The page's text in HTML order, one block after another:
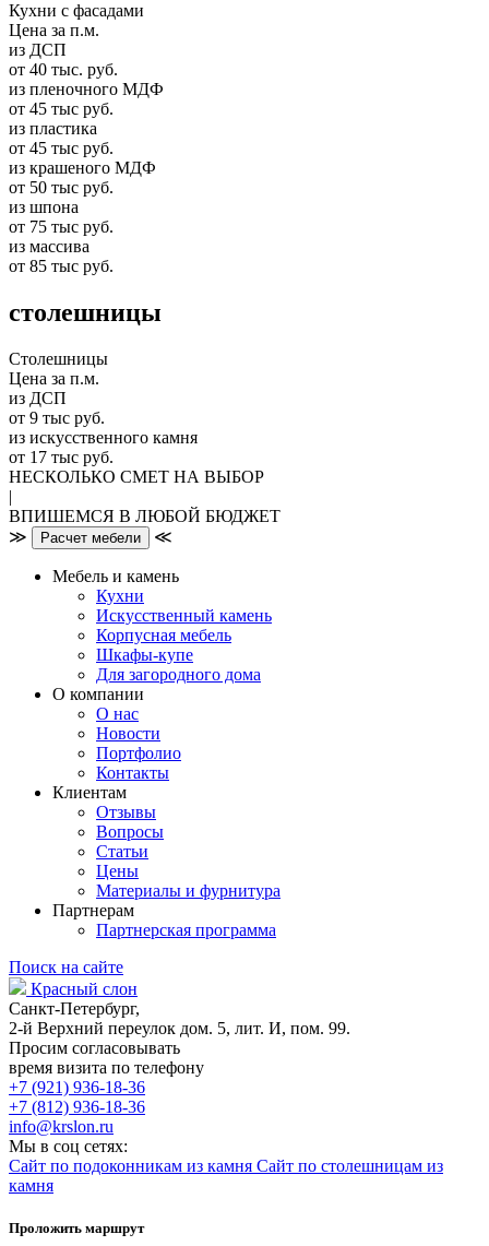
Кухни с фасадами
Цена за п.м.
из ДСП
от 40 тыс. руб.
из пленочного МДФ
от 45 тыс руб.
из пластика
от 45 тыс руб.
из крашеного МДФ
от 50 тыс руб.
из шпона
от 75 тыс руб.
из массива
от 85 тыс руб.
столешницы
Столешницы
Цена за п.м.
из ДСП
от 9 тыс руб.
из искусственного камня
от 17 тыс руб.
НЕСКОЛЬКО СМЕТ НА ВЫБОР
|
ВПИШЕМСЯ В ЛЮБОЙ БЮДЖЕТ
≫
Расчет мебели ≪
Мебель и камень
Кухни
Искусственный камень
Корпусная мебель
Шкафы-купе
Для загородного дома
О компании
О нас
Новости
Портфолио
Контакты
Клиентам
Отзывы
Вопросы
Статьи
Цены
Материалы и фурнитура
Партнерам
Партнерская программа
Поиск на сайте
Красный слон
Санкт-Петербург,
2-й Верхний переулок дом. 5, лит. И, пом. 99.
Просим согласовывать
время визита по телефону
+7 (921) 936-18-36
+7 (812) 936-18-36
info@krslon.ru
Мы в соц сетях:
Сайт по подоконникам из камня Сайт по столешницам из
камня
Проложить маршрут